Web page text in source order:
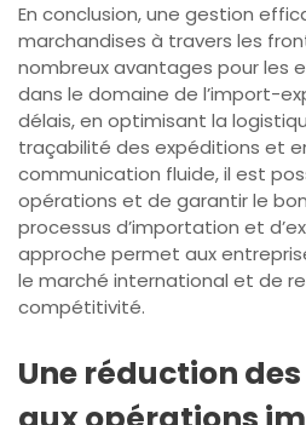
En conclusion, une gestion
marchandises à travers les
nombreux avantages pour les
dans le domaine de l’import-
délais, en optimisant la
traçabilité des expéditions et
communication fluide, il est
opérations et de garantir le
processus d’importation et
approche permet aux
le marché international et de
compétitivité.
Une réduction